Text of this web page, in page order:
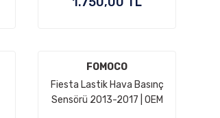
FOMOCO
Fiesta Lastik Hava Basınç
Sensörü 2013-2017 | OEM